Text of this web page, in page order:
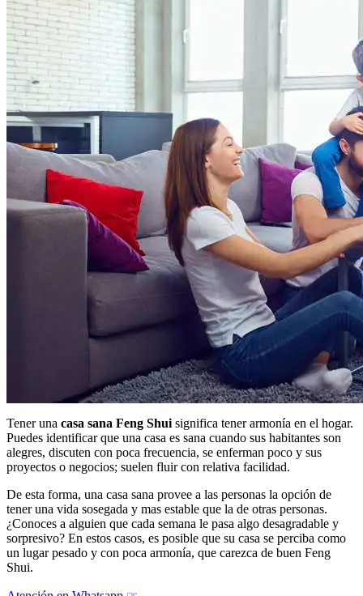
Tener una casa sana Feng Shui significa tener armonía en el hogar.
Puedes identificar que una casa es sana cuando sus habitantes son
alegres, discuten con poca frecuencia, se enferman poco y sus
proyectos o negocios; suelen fluir con relativa facilidad.
De esta forma, una casa sana provee a las personas la opción de
tener una vida sosegada y mas estable que la de otras personas.
¿Conoces a alguien que cada semana le pasa algo desagradable y
sorpresivo? En estos casos, es posible que su casa se perciba como
un lugar pesado y con poca armonía, que carezca de buen Feng
Shui.